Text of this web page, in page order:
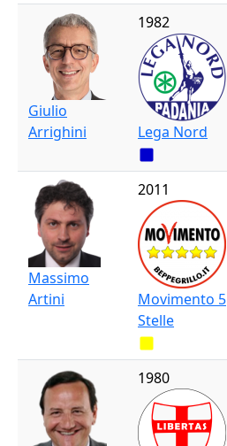
Giulio
Arrighini
1982
Lega Nord
Massimo
Artini
2011
Movimento 5
Stelle
1980